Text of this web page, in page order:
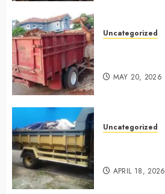
Uncategorized
MAY 20, 2026
Uncategorized
APRIL 18, 2026